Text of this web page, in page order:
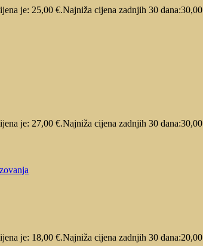
je: 25,00 €.Najniža cijena zadnjih 30 dana:30,00
je: 27,00 €.Najniža cijena zadnjih 30 dana:30,00
je: 18,00 €.Najniža cijena zadnjih 30 dana:20,00